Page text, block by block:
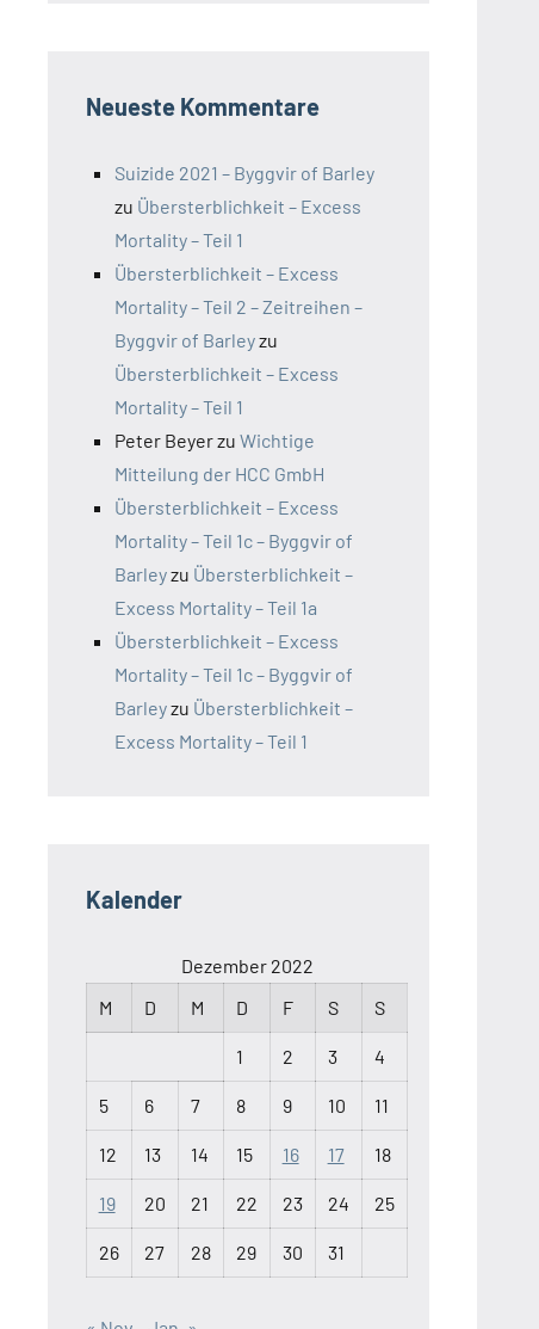
Neueste Kommentare
Suizide 2021 – Byggvir of Barley
zu Übersterblichkeit – Excess
Mortality – Teil 1
Übersterblichkeit – Excess
Mortality – Teil 2 – Zeitreihen –
Byggvir of Barleyzu
Übersterblichkeit – Excess
Mortality – Teil 1
Peter Beyerzu Wichtige
Mitteilung der HCC GmbH
Übersterblichkeit – Excess
Mortality – Teil 1c – Byggvir of
Barleyzu Übersterblichkeit –
Excess Mortality – Teil 1a
Übersterblichkeit – Excess
Mortality – Teil 1c – Byggvir of
Barleyzu Übersterblichkeit –
Excess Mortality – Teil 1
Kalender
Dezember 2022
M
D M D F S S
1 2 3 4
5 6 7 8 9 10 11
12 13 14 15 16 17 18
19 20 21 22 23 24 25
26 27 28 29 30 31